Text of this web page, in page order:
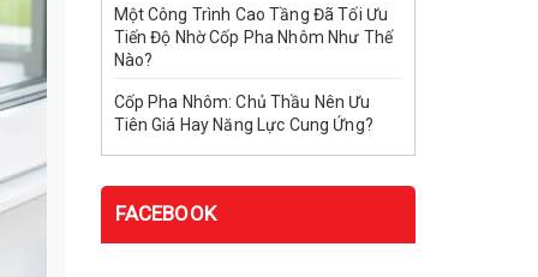
Một Công Trình Cao Tầng Đã Tối Ưu
Tiến Độ Nhờ Cốp Pha Nhôm Như Thế
Nào?
Cốp Pha Nhôm: Chủ Thầu Nên Ưu
Tiên Giá Hay Năng Lực Cung Ứng?
FACEBOOK